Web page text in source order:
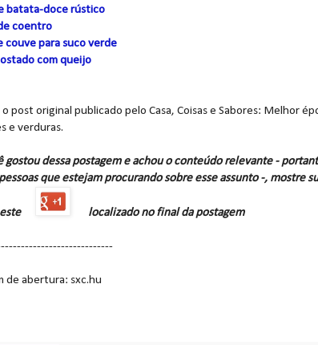
batata-doce rústico
coentro
couve para suco verde
com queijo
post original publicado pelo Casa, Coisas e Sabores: Melhor
e verduras.
gostou dessa postagem e achou o conteúdo relevante -
que estejam procurando sobre esse assunto -, mostre
localizado no final da postagem
de abertura: sxc.hu